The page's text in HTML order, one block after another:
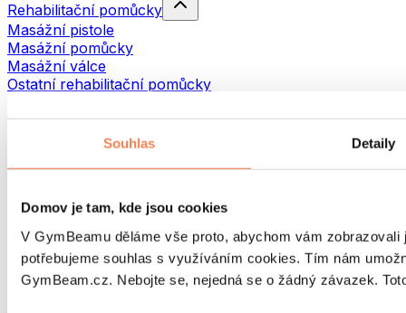
Souhlas Detaily
Domov je tam, kde jsou cookies
V GymBeamu děláme vše proto, abychom vám
potřebujeme souhlas s využíváním cookies. Tím nám
GymBeam.cz. Nebojte se, nejedná se o žádný závazek.
Rehabilitační pomůcky
Masážní pistole
Masážní pomůcky
Masážní válce
Ostatní rehabilitační pomůcky
Batohy
Běh
Bojové sporty
Cyklistika
Jóga a pilates
Otužování